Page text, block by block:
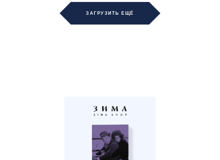
ЗАГРУЗИТЬ ЕЩЁ